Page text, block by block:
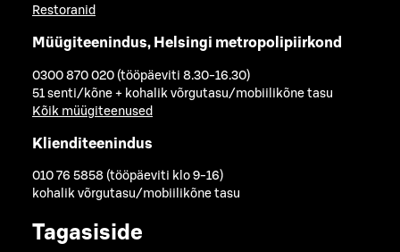
Restoranid
Müügiteenindus, Helsingi metropolipiirkond
0300 870 020 (tööpäeviti 8.30-16.30)
51 senti/kõne + kohalik võrgutasu/mobiilikõne tasu
Kõik müügiteenused
Klienditeenindus
010 76 5858 (tööpäeviti klo 9-16)
kohalik võrgutasu/mobiilikõne tasu
Tagasiside